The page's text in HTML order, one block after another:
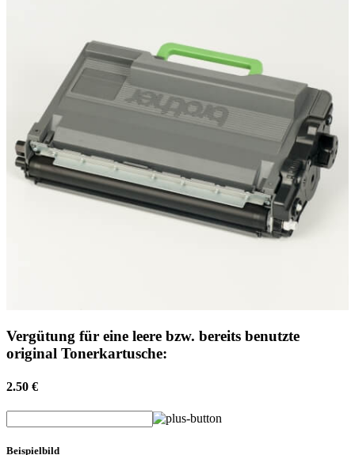
Vergütung für eine leere bzw. bereits benutzte
original Tonerkartusche:
2.50 €
Beispielbild